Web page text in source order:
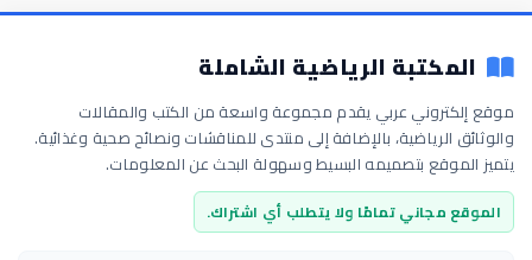
المكتبة الرياضية الشاملة
موقع إلكتروني عربي يقدم مجموعة واسعة من الكتب والمقالات
والوثائق الرياضية، بالإضافة إلى منتدى للمناقشات ونصائح صحية وغذائية.
يتميز الموقع بتصميمه البسيط وسهولة البحث عن المعلومات.
الموقع مجاني تمامًا ولا يتطلب أي اشتراك.